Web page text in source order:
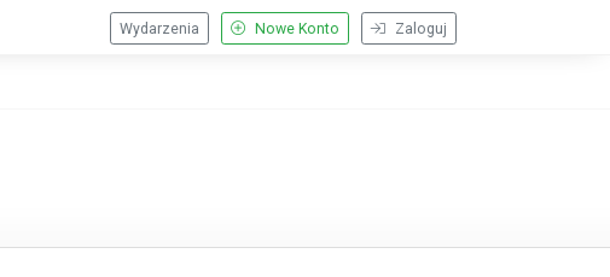
Zaloguj
Nowe Konto
Wydarzenia